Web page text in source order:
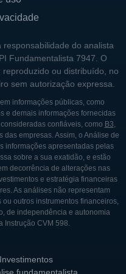
abre novas
A
as
e políticas de
atuar.
potencializada por
empresas locais
e a dinâmica do
mútuo e
resultados
das
do analista
Fundamentalista 7947. O
ou distribuído, no
sem autorização expressa.
informações públicas, como
e demais informações fornecidas
confiáveis, como B3,
empresas. Assim, o Análise de
informações apresentadas pelas
sobre a sua exatidão, e estão
decorrência de alterações nas
e estratégia financeiras
As análises não representam
outros instrumentos financeiros,
de independência e autonomia
Instrução CVM 598.